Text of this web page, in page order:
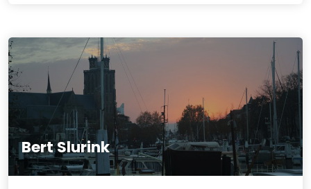
Bert Slurink